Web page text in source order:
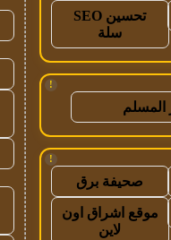
تحسين SEO
سلة
!
المسلم
!
صحيفة برق
موقع اشراق اون
لاين